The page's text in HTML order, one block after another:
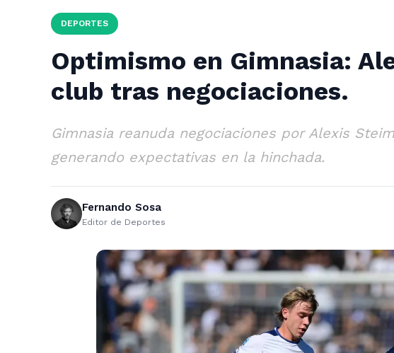
DEPORTES
Optimismo en Gimnasia:
club tras negociaciones.
Gimnasia reanuda negociaciones por Alexis
generando expectativas en la hinchada.
Fernando Sosa
Editor de Deportes